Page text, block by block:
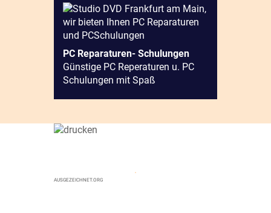
PC Reparaturen- Schulungen
Günstige PC Reperaturen u. PC
Schulungen mit Spaß
.
AUSGEZEICHNET.ORG